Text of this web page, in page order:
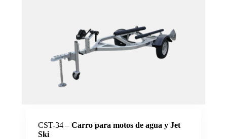
CST-34 – Carro para motos de agua y Jet
Ski